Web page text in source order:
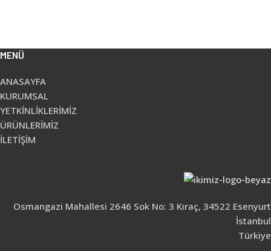
MENÜ
ANASAYFA
KURUMSAL
YETKİNLİKLERİMİZ
ÜRÜNLERİMİZ
İLETİŞİM
Osmangazi Mahallesi 2646 Sok No: 3 Kıraç, 34522 Esenyurt
İstanbul
Türkiye